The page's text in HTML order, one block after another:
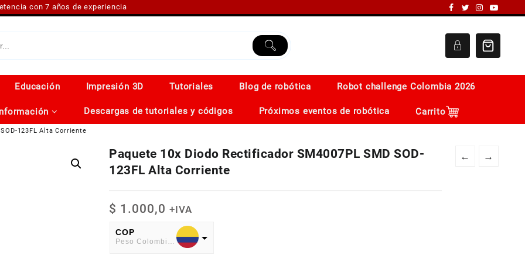
con 7 años de experiencia
Educación Impresión 3D Tutoriales Blog de robótica Robot challenge Colombia 2026
Descargas de tutoriales y códigos Próximos eventos de robótica Carrito
123FL Alta Corriente
← →
Paquete 10x Diodo Rectificador SM4007PL SMD SOD-
123FL Alta Corriente
$ 1.000,0 +IVA
COP
Peso Colombiano